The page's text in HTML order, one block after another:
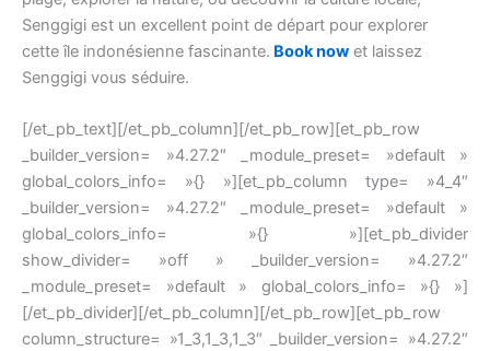
Senggigi est un excellent point de départ pour explorer
cette île indonésienne fascinante. Book now et laissez
Senggigi vous séduire.
[/et_pb_text][/et_pb_column][/et_pb_row][et_pb_row
_builder_version= »4.27.2″ _module_preset= »default »
global_colors_info= »{} »][et_pb_column type= »4_4″
_builder_version= »4.27.2″ _module_preset= »default »
global_colors_info= »{} »][et_pb_divider
show_divider= »off » _builder_version= »4.27.2″
_module_preset= »default » global_colors_info= »{} »]
[/et_pb_divider][/et_pb_column][/et_pb_row][et_pb_row
column_structure= »1_3,1_3,1_3″ _builder_version= »4.27.2″